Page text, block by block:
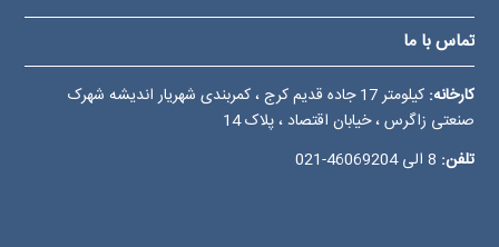
تماس با ما
کارخانه:
کیلومتر 17 جاده قدیم کرج ، کمربندی شهریار اندیشه شهرک
صنعتی زاگرس ، خیابان اقتصاد ، پلاک 14
تلفن:
46069204-021